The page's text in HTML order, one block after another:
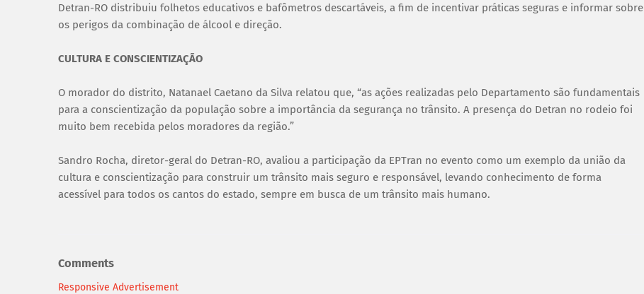
Detran-RO distribuiu folhetos educativos e bafômetros descartáveis, a fim de incentivar práticas seguras e informar sobre
os perigos da combinação de álcool e direção.
CULTURA E CONSCIENTIZAÇÃO
O morador do distrito, Natanael Caetano da Silva relatou que, “as ações realizadas pelo Departamento são fundamentais
para a conscientização da população sobre a importância da segurança no trânsito. A presença do Detran no rodeio foi
muito bem recebida pelos moradores da região.”
Sandro Rocha, diretor-geral do Detran-RO, avaliou a participação da EPTran no evento como um exemplo da união da
cultura e conscientização para construir um trânsito mais seguro e responsável, levando conhecimento de forma
acessível para todos os cantos do estado, sempre em busca de um trânsito mais humano.
Comments
Responsive Advertisement